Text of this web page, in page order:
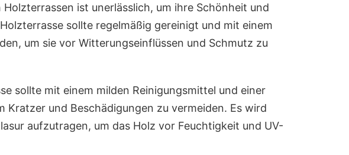
ist unerlässlich, um ihre Schönheit und
sollte regelmäßig gereinigt und mit einem
um sie vor Witterungseinflüssen und Schmutz zu
sollte mit einem milden Reinigungsmittel und einer
Kratzer und Beschädigungen zu vermeiden. Es wird
aufzutragen, um das Holz vor Feuchtigkeit und UV-